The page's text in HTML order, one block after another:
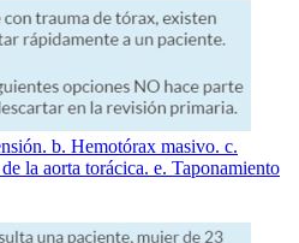
b. Hemotórax masivo. c.
la aorta torácica. e. Taponamiento